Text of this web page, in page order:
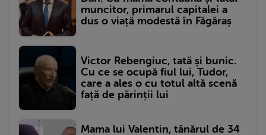
muncitor, primarul capitalei a
dus o viață modestă în Făgăraș
Victor Rebengiuc, tată și bunic.
Cu ce se ocupă fiul lui, Tudor,
care a ales o cu totul altă scenă
față de părinții lui
Mama lui Valentin, tânărul de 34